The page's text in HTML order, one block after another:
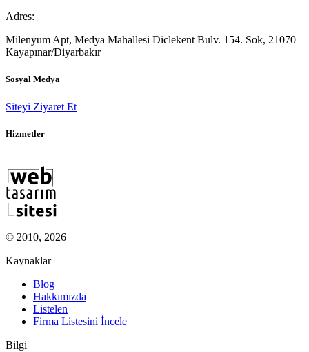
Adres:
Milenyum Apt, Medya Mahallesi Diclekent Bulv. 154. Sok, 21070
Kayapınar/Diyarbakır
Sosyal Medya
Siteyi Ziyaret Et
Hizmetler
© 2010, 2026
Kaynaklar
Blog
Hakkımızda
Listelen
Firma Listesini İncele
Bilgi